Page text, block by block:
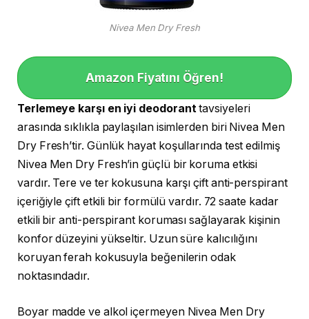
Nivea Men Dry Fresh
Amazon Fiyatını Öğren!
Terlemeye karşı en iyi deodoranttavsiyeleri
arasında sıklıkla paylaşılan isimlerden biri Nivea Men
Dry Fresh’tir. Günlük hayat koşullarında test edilmiş
Nivea Men Dry Fresh’in güçlü bir koruma etkisi
vardır. Tere ve ter kokusuna karşı çift anti-perspirant
içeriğiyle çift etkili bir formülü vardır. 72 saate kadar
etkili bir anti-perspirant koruması sağlayarak kişinin
konfor düzeyini yükseltir. Uzun süre kalıcılığını
koruyan ferah kokusuyla beğenilerin odak
noktasındadır.
Boyar madde ve alkol içermeyen Nivea Men Dry